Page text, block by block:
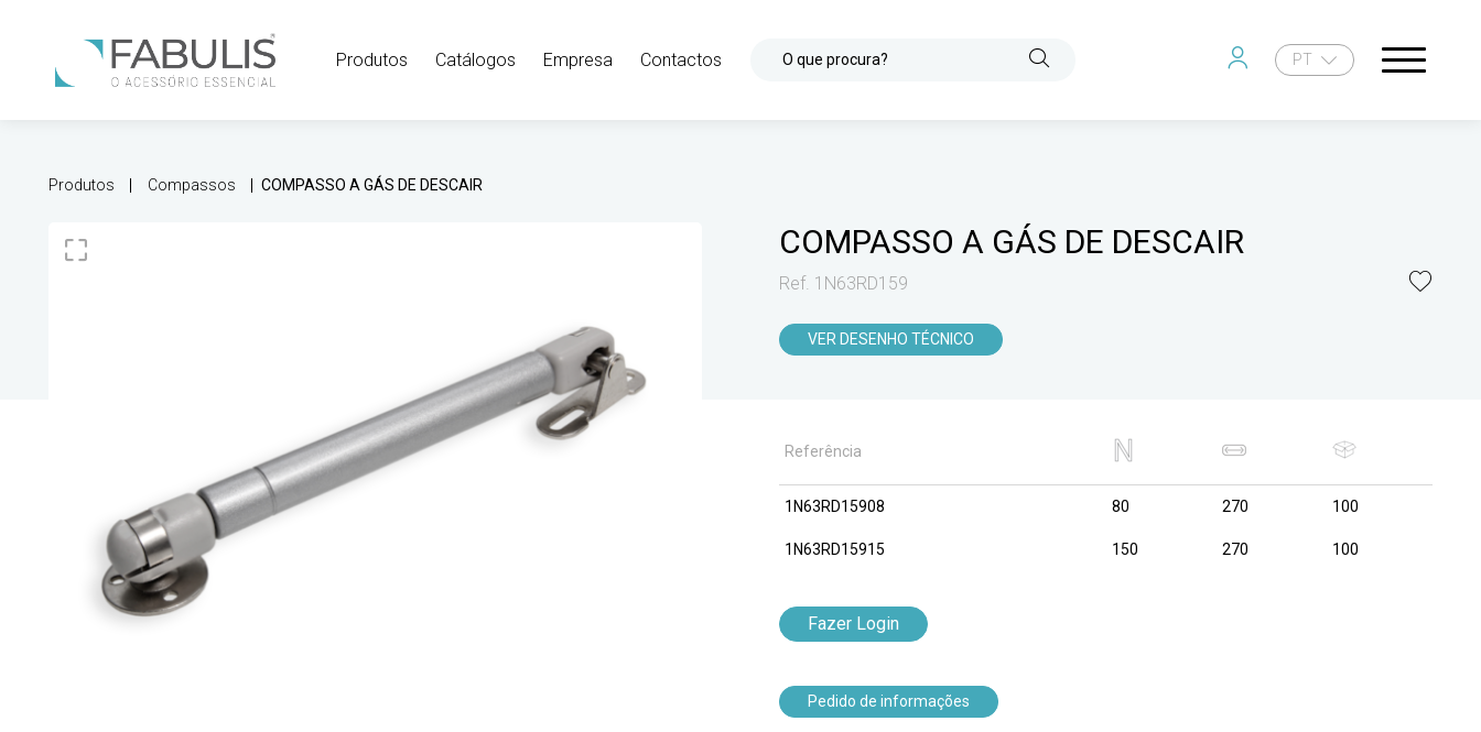
Produtos Catálogos Empresa Contactos O que procura? PT
Produtos Compassos COMPASSO A GÁS DE DESCAIR
COMPASSO A GÁS DE DESCAIR
Ref. 1N63RD159
VER DESENHO TÉCNICO
Referência
1N63RD15908 80 270 100
1N63RD15915 150 270 100
Fazer Login
Pedido de informações